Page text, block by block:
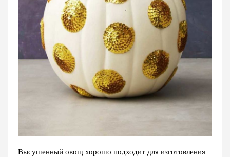
Высушенный овощ хорошо подходит для изготовления